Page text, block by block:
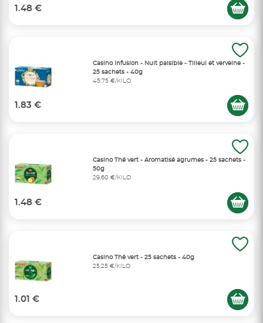
1.48 €
Casino Infusion - Nuit paisible - Tilleul et verveine -
25 sachets - 40g
45,75 €/KILO
1.83 €
Casino Thé vert - Aromatisé agrumes - 25 sachets -
50g
29,60 €/KILO
1.48 €
Casino Thé vert - 25 sachets - 40g
25,25 €/KILO
1.01 €